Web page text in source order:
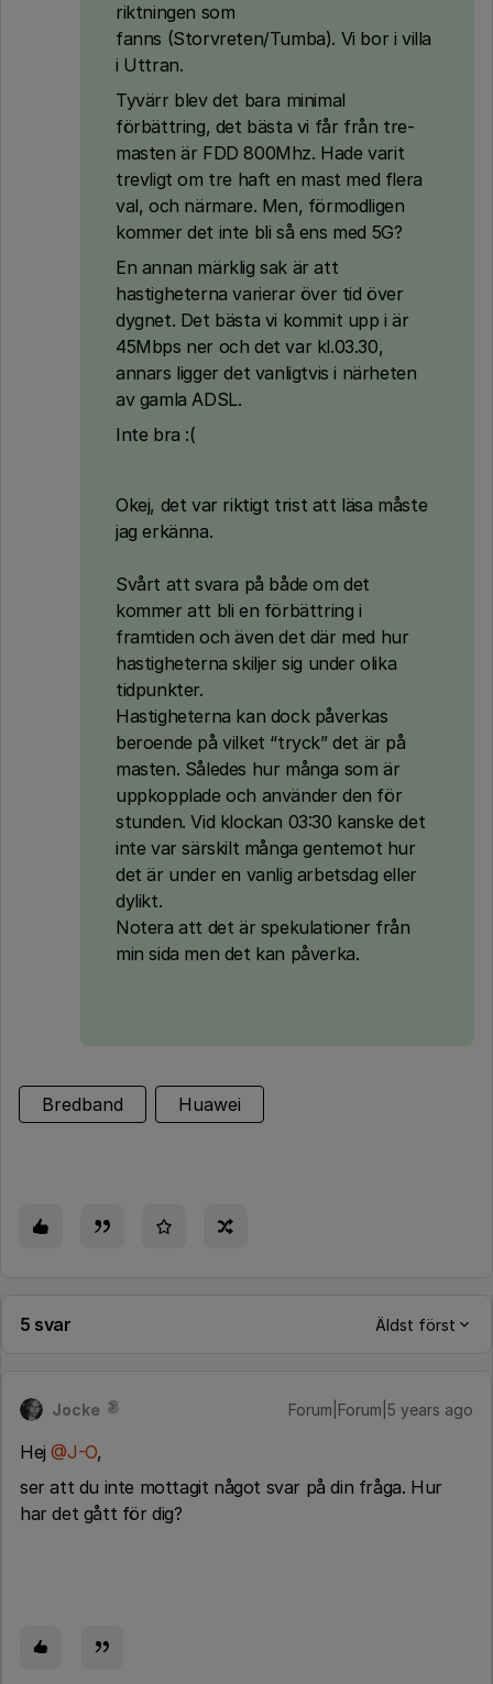
riktningen som
fanns (Storvreten/Tumba). Vi bor i villa
i Uttran.
Tyvärr blev det bara minimal
förbättring, det bästa vi får från tre-
masten är FDD 800Mhz. Hade varit
trevligt om tre haft en mast med flera
val, och närmare. Men, förmodligen
kommer det inte bli så ens med 5G?
En annan märklig sak är att
hastigheterna varierar över tid över
dygnet. Det bästa vi kommit upp i är
45Mbps ner och det var kl.03.30,
annars ligger det vanligtvis i närheten
av gamla ADSL.
Inte bra :(
Okej, det var riktigt trist att läsa måste
jag erkänna.
Svårt att svara på både om det
kommer att bli en förbättring i
framtiden och även det där med hur
hastigheterna skiljer sig under olika
tidpunkter.
Hastigheterna kan dock påverkas
beroende på vilket “tryck” det är på
masten. Således hur många som är
uppkopplade och använder den för
stunden. Vid klockan 03:30 kanske det
inte var särskilt många gentemot hur
det är under en vanlig arbetsdag eller
dylikt.
Notera att det är spekulationer från
min sida men det kan påverka.
Bredband Huawei
5 svar Äldst först
Jocke Forum|Forum|5 years ago
Hej@J-O,
ser att du inte mottagit något svar på din fråga. Hur
har det gått för dig?